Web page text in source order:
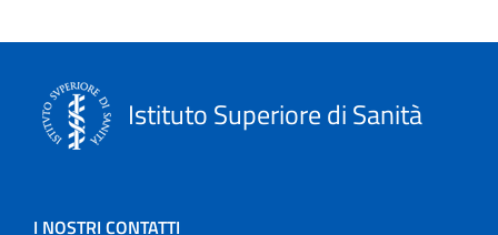
Istituto Superiore di Sanità
I NOSTRI CONTATTI